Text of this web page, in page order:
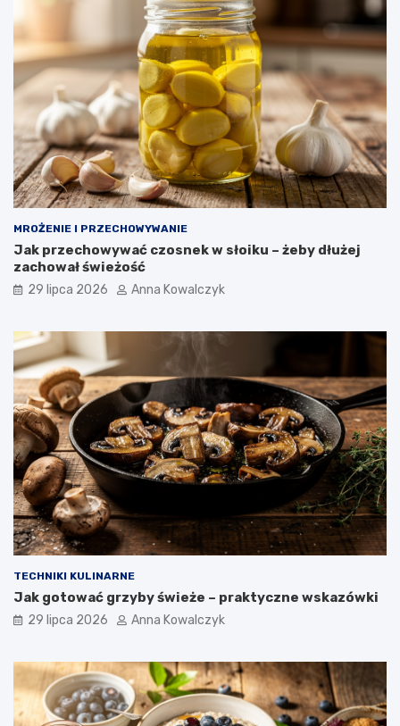
MROŻENIE I PRZECHOWYWANIE
Jak przechowywać czosnek w słoiku – żeby dłużej
zachował świeżość
29 lipca 2026 Anna Kowalczyk
TECHNIKI KULINARNE
Jak gotować grzyby świeże – praktyczne wskazówki
29 lipca 2026 Anna Kowalczyk